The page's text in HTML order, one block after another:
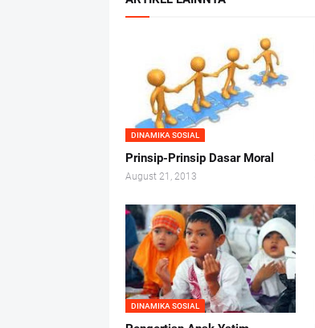
DINAMIKA SOSIAL
Prinsip-Prinsip Dasar Moral
August 21, 2013
DINAMIKA SOSIAL